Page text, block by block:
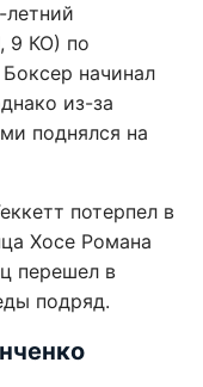
9 КО) по
начинал
из-за
поднялся на
потерпел в
Хосе Романа
перешел в
подряд.